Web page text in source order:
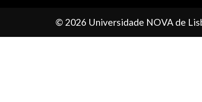
© 2026 Universidade NOVA de